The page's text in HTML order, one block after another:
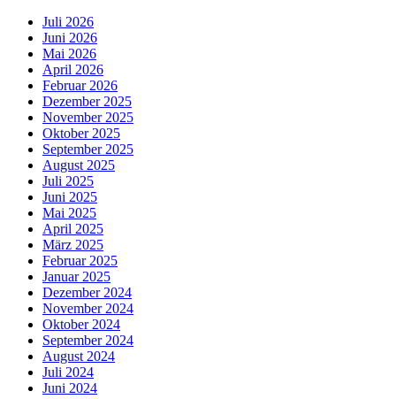
Juli 2026
Juni 2026
Mai 2026
April 2026
Februar 2026
Dezember 2025
November 2025
Oktober 2025
September 2025
August 2025
Juli 2025
Juni 2025
Mai 2025
April 2025
März 2025
Februar 2025
Januar 2025
Dezember 2024
November 2024
Oktober 2024
September 2024
August 2024
Juli 2024
Juni 2024